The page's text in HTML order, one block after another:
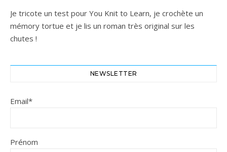
Je tricote un test pour You Knit to Learn, je crochète un
mémory tortue et je lis un roman très original sur les
chutes !
NEWSLETTER
Email*
Prénom